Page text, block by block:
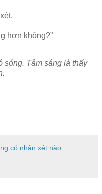
hơn không?”
sóng. Tâm sáng là thấy
có nhận xét nào: